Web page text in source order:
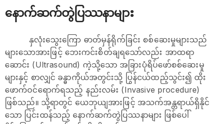
နောက်ဆက်တွဲပြဿနာများ
နှလုံးသွေးကြော ဓာတ်မှန်ရိုက်ခြင်း စစ်ဆေးမှုများသည်
များသောအားဖြင့် ဘေးကင်းစိတ်ချရသော်လည်း အာထရာ
ဆောင်း (Ultrasound) ကဲ့သို့သော အခြားပုံရိပ်ဖော်စစ်ဆေးမှု
များနှင့် စာလျှင် ခန္ဓာကိုယ်အတွင်းသို့ ပြွန်ငယ်ထည့်သွင်း၍ ထိုး
ဖောက်ဝင်ရောက်ရသည့် နည်းလမ်း (Invasive procedure)
ဖြစ်သည်။ သို့ရာတွင် ယေဘုယျအားဖြင့် အသက်အန္တရာယ်ရှိနိုင်
သော ပြင်းထန်သည့် နောက်ဆက်တွဲပြဿနာများ ဖြစ်ပေါ်